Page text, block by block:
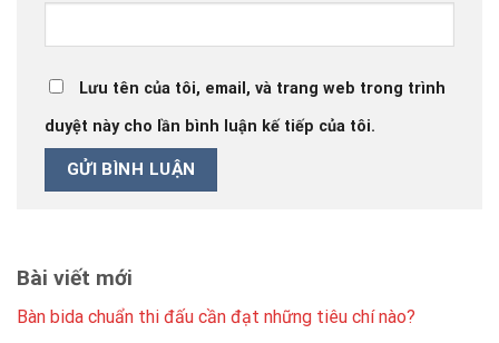
Lưu tên của tôi, email, và trang web trong trình
duyệt này cho lần bình luận kế tiếp của tôi.
Bài viết mới
Bàn bida chuẩn thi đấu cần đạt những tiêu chí nào?